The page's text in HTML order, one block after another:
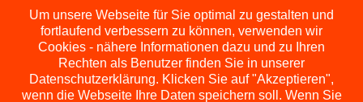
Powered by ChessLeagueManager
Um unsere Webseite für Sie optimal zu gestalten und
fortlaufend verbessern zu können, verwenden wir
Cookies - nähere Informationen dazu und zu Ihren
Rechten als Benutzer finden Sie in unserer
Datenschutzerklärung. Klicken Sie auf "Akzeptieren",
wenn die Webseite Ihre Daten speichern soll. Wenn Sie